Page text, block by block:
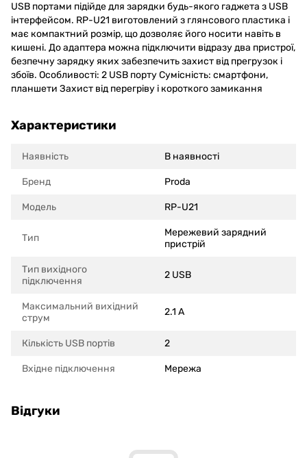
USB портами підійде для зарядки будь-якого гаджета з USB
інтерфейсом. RP-U21 виготовлений з глянсового пластика і
має компактний розмір, що дозволяє його носити навіть в
кишені. До адаптера можна підключити відразу два пристрої,
безпечну зарядку яких забезпечить захист від прегрузок і
збоїв. Особливості: 2 USB порту Сумісність: смартфони,
планшети Захист від перегріву і короткого замикання
Характеристики
Наявність В наявності
Бренд Proda
Модель RP-U21
Тип
Мережевий зарядний
пристрій
Тип вихідного
підключення
2 USB
Максимальний вихідний
струм
2.1 A
Кількість USB портів 2
Вхідне підключення Мережа
Відгуки